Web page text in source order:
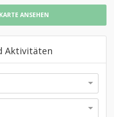
ANSEHEN
Aktivitäten